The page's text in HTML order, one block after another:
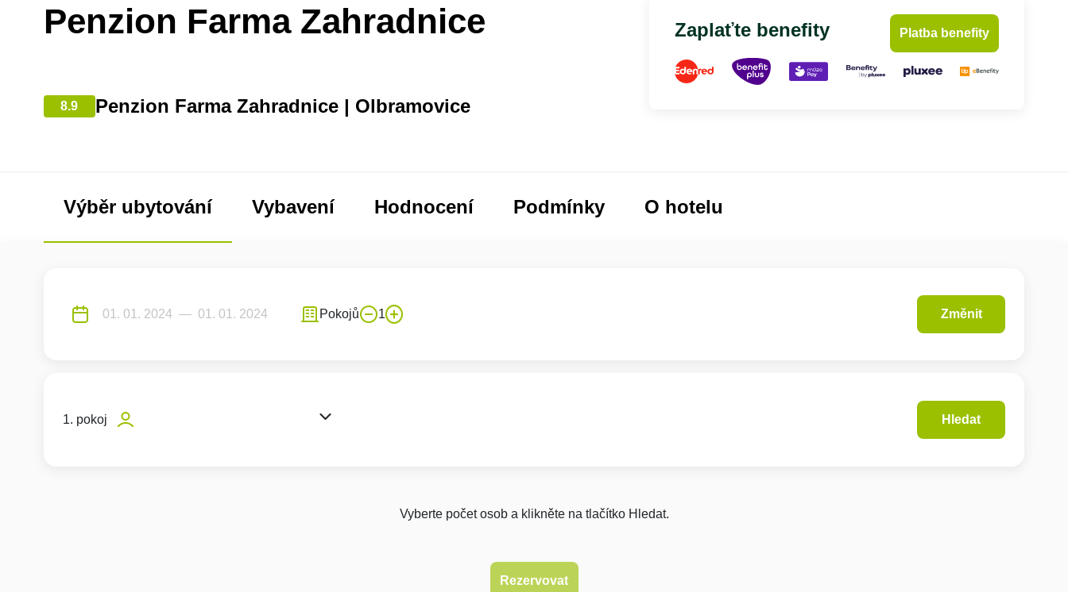
Penzion Farma Zahradnice
8.9 Penzion Farma Zahradnice | Olbramovice
Zaplaťte benefity Platba benefity
Výběr ubytování Vybavení Hodnocení Podmínky O hotelu
Pokojů 1 Změnit
1. pokoj Hledat
Vyberte počet osob a klikněte na tlačítko Hledat.